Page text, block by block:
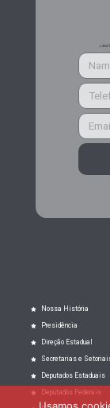
Nossa História
Presidência
Direção Estadual
Secretarias e
Deputados Estaduais
Deputados Federais